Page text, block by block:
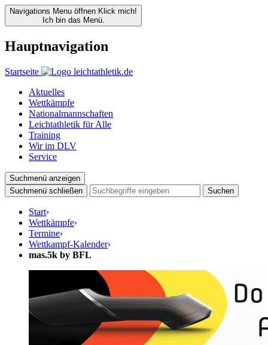
Navigations Menu öffnen Klick mich!
Ich bin das Menü.
Hauptnavigation
Startseite
Aktuelles
Wettkämpfe
Nationalmannschaften
Leichtathletik für Alle
Training
Wir im DLV
Service
Suchmenü anzeigen
Suchmenü schließen
Suchen
Start›
Wettkämpfe›
Termine›
Wettkampf-Kalender›
mas.5k by BFL